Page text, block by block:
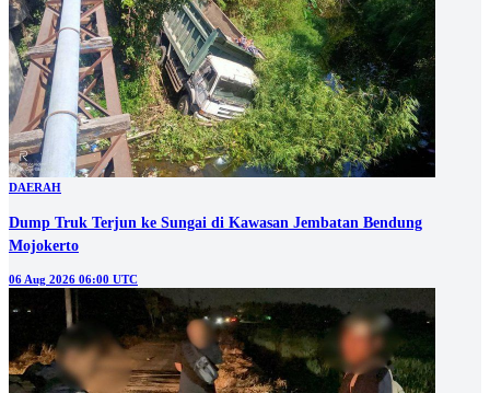
DAERAH
Dump Truk Terjun ke Sungai di Kawasan Jembatan Bendung
Mojokerto
06 Aug 2026 06:00 UTC